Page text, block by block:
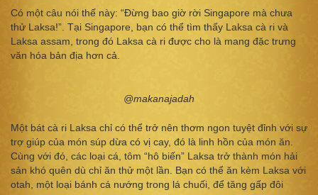
Có một câu nói thế này: “Đừng bao giờ rời Singapore mà chưa
thử Laksa!”. Tại Singapore, bạn có thể tìm thấy Laksa cà ri và
Laksa assam, trong đó Laksa cà ri được cho là mang đặc trưng
văn hóa bản địa hơn cả.
@makanajadah
Một bát cà ri Laksa chỉ có thể trở nên thơm ngon tuyệt đỉnh với sự
trợ giúp của món súp dừa có vị cay, đó là linh hồn của món ăn.
Cùng với đó, các loại cá, tôm “hô biến” Laksa trở thành món hải
sản khó quên dù chỉ ăn thử một lần. Bạn có thể ăn kèm Laksa với
otah, một loại bánh cá nướng trong lá chuối, để tăng gấp đôi